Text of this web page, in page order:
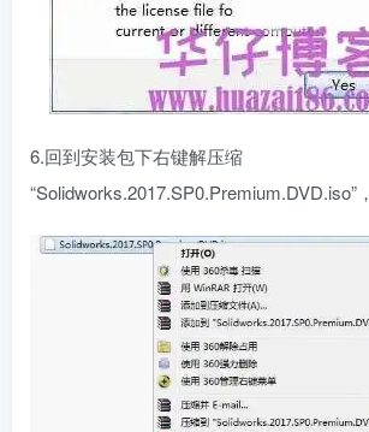
6.回到安装包下右键解压缩
“Solidworks.2017.SP0.Premium.DVD.iso”，